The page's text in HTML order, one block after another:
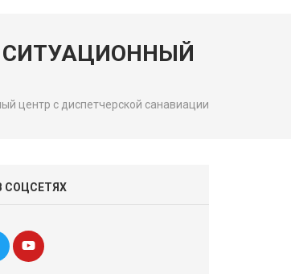
СИТУАЦИОННЫЙ
центр с диспетчерской санавиации
СОЦСЕТЯХ